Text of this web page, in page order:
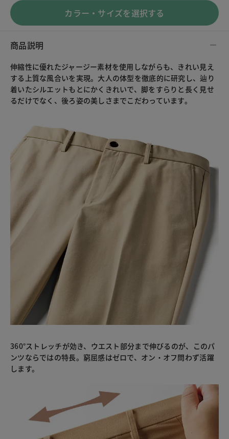
カラー・サイズを選択する
商品説明
伸縮性に優れたジャージー素材を使用しながらも、きれい見え
する上質な風合いを実現。大人の体型を徹底的に研究し、辿り
着いたシルエットもとにかくきれいで、脚をすらりと長く見せ
るだけでなく、後ろ姿の美しさまでこだわっています。
360°ストレッチが効き、ウエスト部分まで伸びるのが、このパ
ンツならではの特長。窮屈感はゼロで、オン・オフ問わず活躍
します。